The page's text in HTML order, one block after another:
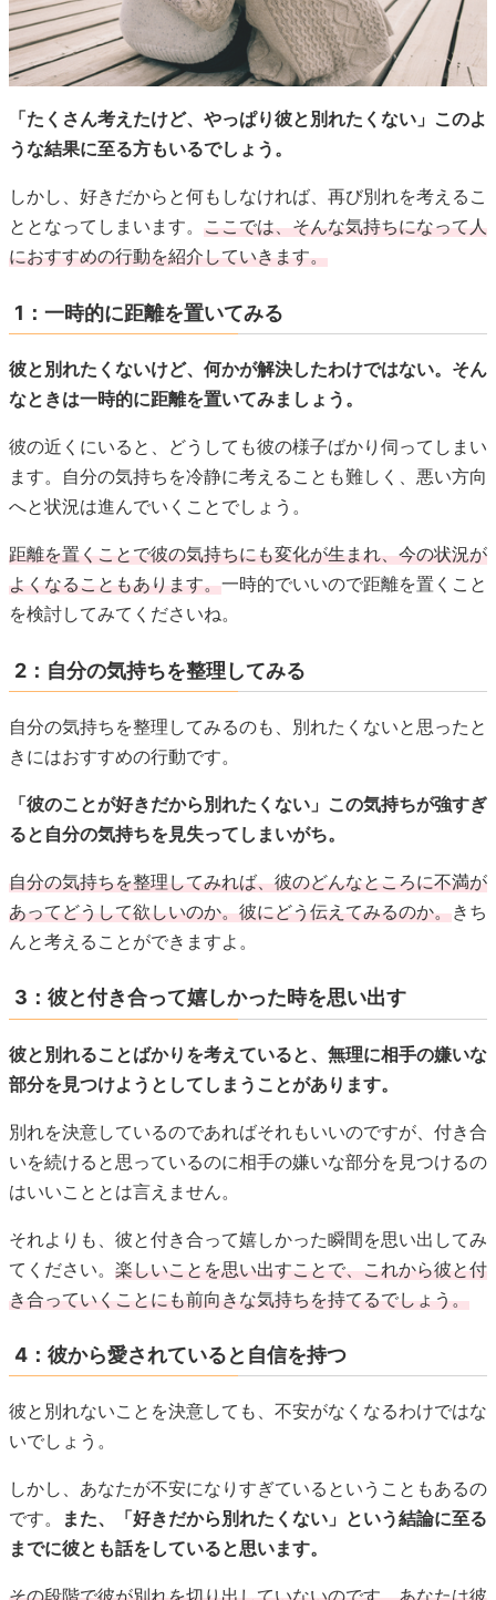
「たくさん考えたけど、やっぱり彼と別れたくない」このよ
うな結果に至る方もいるでしょう。
しかし、好きだからと何もしなければ、再び別れを考えるこ
ととなってしまいます。 ここでは、そんな気持ちになって人
におすすめの行動を紹介していきます。
1：一時的に距離を置いてみる
彼と別れたくないけど、何かが解決したわけではない。そん
なときは一時的に距離を置いてみましょう。
彼の近くにいると、どうしても彼の様子ばかり伺ってしまい
ます。自分の気持ちを冷静に考えることも難しく、悪い方向
へと状況は進んでいくことでしょう。
距離を置くことで彼の気持ちにも変化が生まれ、今の状況が
よくなることもあります。一時的でいいので距離を置くこと
を検討してみてくださいね。
2：自分の気持ちを整理してみる
自分の気持ちを整理してみるのも、別れたくないと思ったと
きにはおすすめの行動です。
「彼のことが好きだから別れたくない」この気持ちが強すぎ
ると自分の気持ちを見失ってしまいがち。
自分の気持ちを整理してみれば、彼のどんなところに不満が
あってどうして欲しいのか。彼にどう伝えてみるのか。きち
んと考えることができますよ。
3：彼と付き合って嬉しかった時を思い出す
彼と別れることばかりを考えていると、無理に相手の嫌いな
部分を見つけようとしてしまうことがあります。
別れを決意しているのであればそれもいいのですが、付き合
いを続けると思っているのに相手の嫌いな部分を見つけるの
はいいこととは言えません。
それよりも、彼と付き合って嬉しかった瞬間を思い出してみ
てください。 楽しいことを思い出すことで、これから彼と付
き合っていくことにも前向きな気持ちを持てるでしょう。
4：彼から愛されていると自信を持つ
彼と別れないことを決意しても、不安がなくなるわけではな
いでしょう。
しかし、あなたが不安になりすぎているということもあるの
です。
また、「好きだから別れたくない」という結論に至る
までに彼とも話をしていると思います。